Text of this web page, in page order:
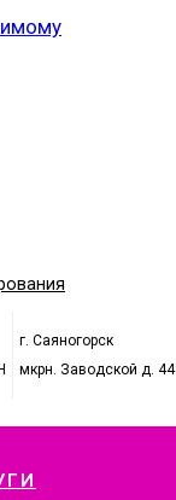
г. Саяногорск
мкрн. Заводской д. 44